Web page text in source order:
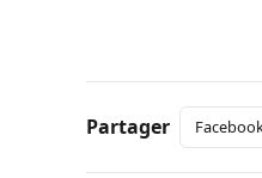
Partager